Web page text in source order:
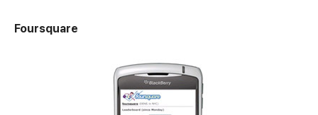
Foursquare